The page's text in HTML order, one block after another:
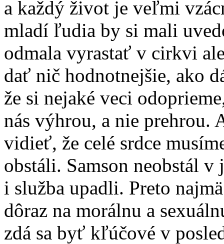
a každý život je veľmi
mladí ľudia by si mali
odmala vyrastať v cirkvi
dať nič hodnotnejšie, ako
že si nejaké veci
nás výhrou, a nie prehrou.
vidieť, že celé srdce
obstáli. Samson neobstál
i služba upadli. Preto
dôraz na morálnu a
zdá sa byť kľúčové v